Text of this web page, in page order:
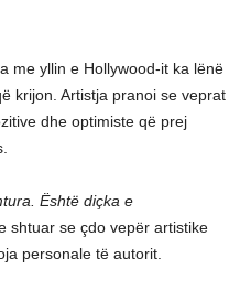
me yllin e Hollywood-it ka lënë
krijon. Artistja pranoi se veprat
dhe optimiste që prej
Është diçka e
shtuar se çdo vepër artistike
personale të autorit.